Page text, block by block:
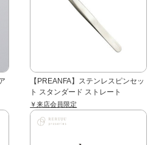
【PREANFA】ステンレスピンセッ
ト スタンダード ストレート
￥来店会員限定